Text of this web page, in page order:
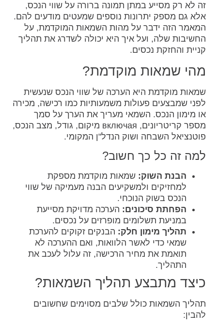
זה לא רק מסייע במתן תמונה ברורה על שווי הנכס,
אלא גם מספק יתרונות נוספים שמעטים מודעים להם.
המאמר הזה ידבר על מהות השמאות המוקדמת, על
החשיבות שלה, ועל איך היא יכולה לשדרג את תהליך
קניית והחזקת נכסים.
מהי שמאות מוקדמת?
שמאות מוקדמת היא הערכה של שווי הנכס שנעשית
לפני שמבצעים פעולות משמעותיות כמו רכישה, מכירה
או מימון הנכס. השמאי מעריך את הערך על סמך
מספר קריטריונים, включая מיקום, גודל, מצב הנכס,
פוטנציאל השבחה ושוק הנדל"ן המקומי.
למה זה כל כך חשוב?
הבנת השוק: שמאות מוקדמת מספקת
למחזיקים ולמשקיעים הבנה מעמיקה של שווי
הנכס בשוק הנוכחי.
הפחתת סיכונים: הערכה מדויקת מסייעת
במניעת תשלומים מופרזים על נכסים.
תהליך מימון חלק: הבנקים זקוקים להערכת
שמאי כדי לאשר הלוואות, ואם ההערכה לא
תואמת את מחיר הרכישה, זה עלול לעכב את
התהליך.
כיצד מתבצע תהליך השמאות?
תהליך השמאות כולל שלבים מסוימים שחשובים
להבין: